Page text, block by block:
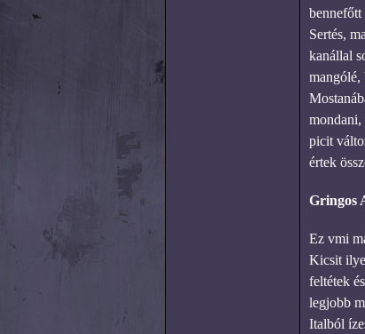
bennefőtt
Sertés,
kanállal
mangólé,
mondani,
picit
értek
Gringos
Ez vmi
Kicsit
feltétek
legjobb
Italból